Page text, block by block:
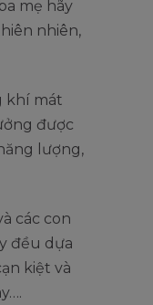
mẹ hãy
nhiên,
khí mát
được
lượng,
các con
đều dựa
kiệt và